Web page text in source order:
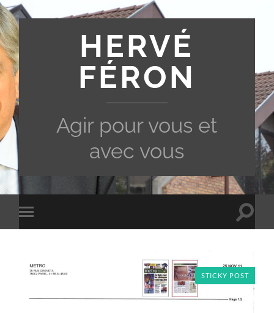
HERVÉ
FÉRON
Agir pour vous et
avec vous
Toggle
mobile
Toggle
STICKY POST